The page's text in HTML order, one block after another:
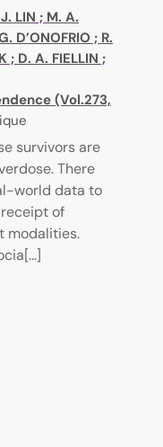
LIN ; M. A.
D’ONOFRIO ; R.
; D. A. FIELLIN ;
(Vol.273,
survivors are
There
world data to
of
modalities.